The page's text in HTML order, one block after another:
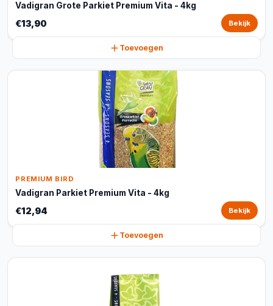
Vadigran Grote Parkiet Premium Vita - 4kg
€13,90 Bekijk
Toevoegen
PREMIUM BIRD
Vadigran Parkiet Premium Vita - 4kg
€12,94 Bekijk
Toevoegen